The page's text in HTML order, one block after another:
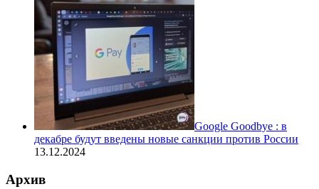
Google Goodbye : в
декабре будут введены новые санкции против России
13.12.2024
Архив